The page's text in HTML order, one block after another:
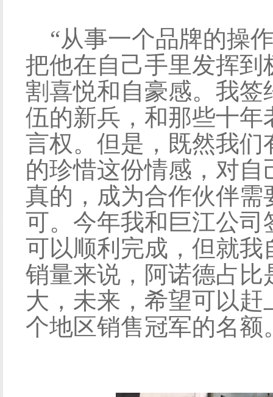
“从事一个品牌的操
把他在自己手里发挥
割喜悦和自豪感。我
伍的新兵，和那些十
言权。但是，既然我
的珍惜这份情感，对
真的，成为合作伙伴
可。今年我和巨江公司
可以顺利完成，但就
销量来说，阿诺德占
大，未来，希望可以
个地区销售冠军的名额